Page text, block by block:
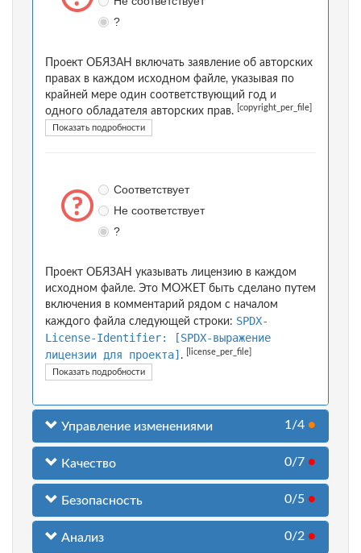
?
Проект ОБЯЗАН включать заявление об авторских
правах в каждом исходном файле, указывая по
крайней мере один соответствующий год и
одного обладателя авторских прав.
[copyright_per_file]
Показать подробности
Соответствует
Не соответствует
?
Проект ОБЯЗАН указывать лицензию в каждом
исходном файле. Это МОЖЕТ быть сделано путем
включения в комментарий рядом с началом
каждого файла следующей строки: SPDX-
License-Identifier: [SPDX-выражение
лицензии для проекта] . [license_per_file]
Показать подробности
Управление изменениями 1/4 ●
Качество 0/7 ●
Безопасность 0/5 ●
Анализ 0/2 ●